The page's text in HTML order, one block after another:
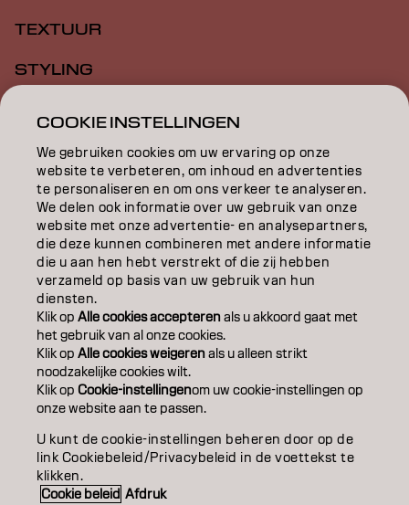
TEXTUUR
STYLING
EDUCATION
OVER
SALONVINDER
WORD PARTNER
CONTACT
ColofonPrivacyverklaringCookiebeleid
GebruiksvoorwaardenToegankelijkheidsverklaring
BE | Dutch
COOKIE INSTELLINGEN
We gebruiken cookies om uw ervaring op onze
website te verbeteren, om inhoud en advertenties
te personaliseren en om ons verkeer te analyseren.
We delen ook informatie over uw gebruik van onze
website met onze advertentie- en analysepartners,
die deze kunnen combineren met andere informatie
die u aan hen hebt verstrekt of die zij hebben
verzameld op basis van uw gebruik van hun
diensten.
Klik opAlle cookies accepterenals u akkoord gaat met
het gebruik van al onze cookies.
Klik opAlle cookies weigerenals u alleen strikt
noodzakelijke cookies wilt.
Klik opCookie-instellingenom uw cookie-instellingen op
onze website aan te passen.
U kunt de cookie-instellingen beheren door op de
link Cookiebeleid/Privacybeleid in de voettekst te
klikken.
Cookie beleid Afdruk